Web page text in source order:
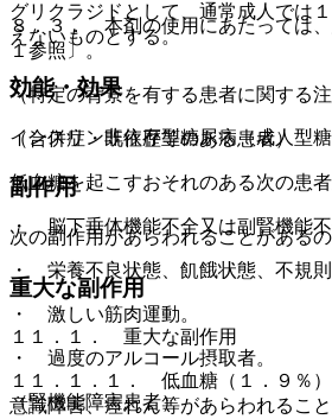
８．３． 本剤の使用にあたっては
１参照〕。
（特定の背景を有する患者に関する注
（合併症・既往歴等のある患者）
低血糖を起こすおそれのある次の患
・ 脳下垂体機能不全又は副腎機能不
・ 栄養不良状態、飢餓状態、不規
・ 激しい筋肉運動。
・ 過度のアルコール摂取者。
（腎機能障害患者）
グリクラジドとして、通常成人では
えないものとする。
効能・効果
インスリン非依存型糖尿病（成人型
副作用
次の副作用があらわれることがある
重大な副作用
１１．１． 重大な副作用
１１．１．１． 低血糖（１．９％
意識障害、痙れん等があらわれるこ